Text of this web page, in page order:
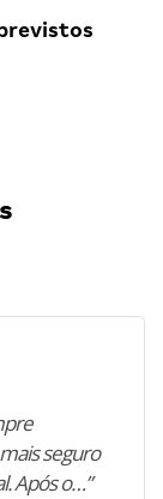
seguro
Após o…”